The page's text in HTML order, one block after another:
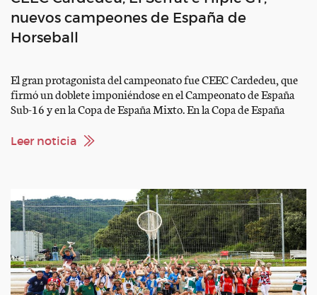
nuevos campeones de España de
Horseball
El gran protagonista del campeonato fue CEEC Cardedeu, que
firmó un doblete imponiéndose en el Campeonato de España
Sub-16 y en la Copa de España Mixto. En la Copa de España
equipo más regular a lo largo del campeonato. La Copa de
Leer noticia